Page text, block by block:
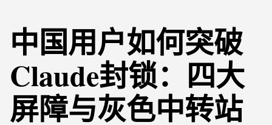
中国用户如何突破
Claude封锁：四大
屏障与灰色中转站